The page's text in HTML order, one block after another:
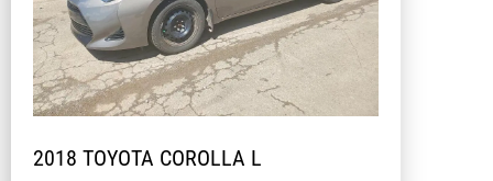
2018 TOYOTA COROLLA L